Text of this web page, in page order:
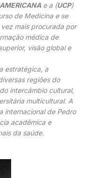
e a (UCP)
de Medicina e se
mais procurada por
médica de
visão global e
estratégica, a
regiões do
intercâmbio cultural,
multicultural. A
internacional de Pedro
acadêmica e
da saúde.